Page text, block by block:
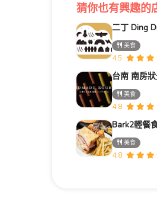
猜你也有興趣的
二丁 Ding
美食
4.5
台南 南房
美食
4.8
美食
4.8